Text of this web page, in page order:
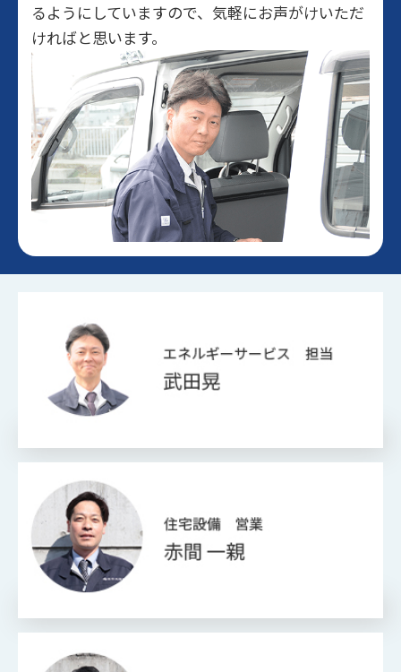
るようにしていますので、気軽にお声がけいただ
ければと思います。